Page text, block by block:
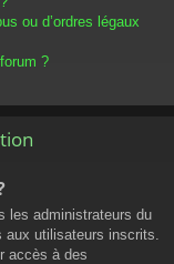
ou d’ordres légaux
?
les administrateurs du
utilisateurs inscrits.
accès à des